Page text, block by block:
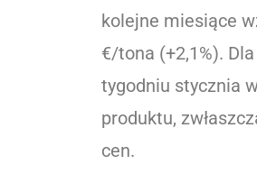
kolejne miesiące
€/tona (+2,1%).
tygodniu stycznia
produktu,
cen.